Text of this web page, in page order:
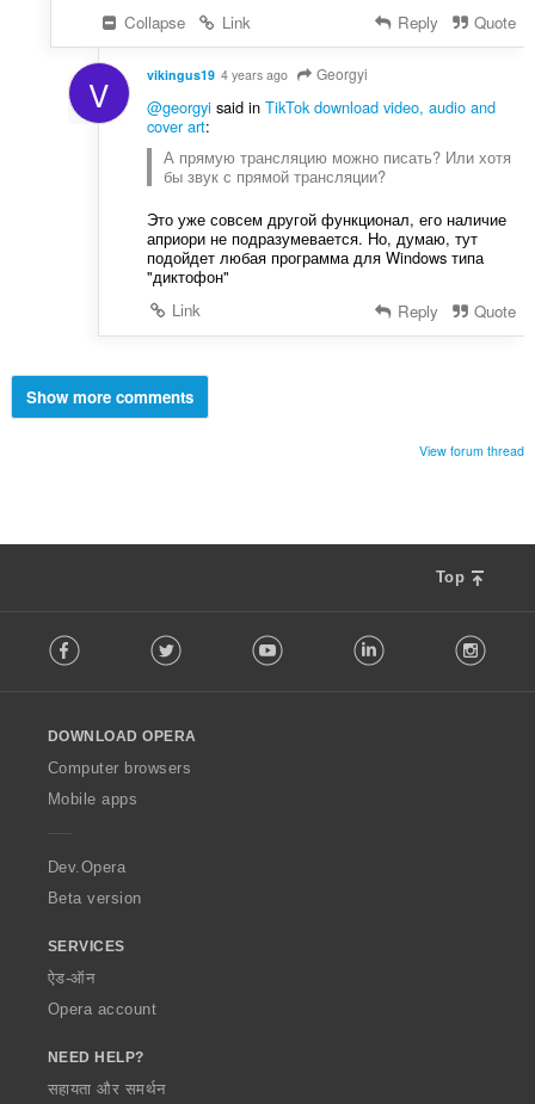
Collapse
Link Reply Quote
V vikingus19 4 years ago Georgyi
@georgyi said in TikTok download video, audio and
cover art:
А прямую трансляцию можно писать? Или хотя
бы звук с прямой трансляции?
Это уже совсем другой функционал, его наличие
априори не подразумевается. Но, думаю, тут
подойдет любая программа для Windows типа
"диктофон"
Link
Reply Quote
Show more comments
View forum thread
Top
o
w
O
p
a
Facebook Twitter Youtube LinkedIn
DOWNLOAD OPERA
Computer browsers
Mobile apps
Dev.Opera
Beta version
SERVICES
ऐड-ऑन
Opera account
NEED HELP?
सहायता और समर्थन